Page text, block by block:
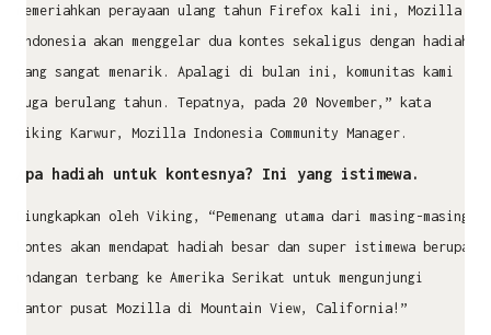
memeriahkan perayaan ulang tahun Firefox kali ini, Mozilla
Indonesia akan menggelar dua kontes sekaligus dengan hadiah
yang sangat menarik. Apalagi di bulan ini, komunitas kami
juga berulang tahun. Tepatnya, pada 20 November,” kata
Viking Karwur, Mozilla Indonesia Community Manager.
Apa hadiah untuk kontesnya? Ini yang istimewa.
Diungkapkan oleh Viking, “Pemenang utama dari masing-masing
kontes akan mendapat hadiah besar dan super istimewa berupa
undangan terbang ke Amerika Serikat untuk mengunjungi
kantor pusat Mozilla di Mountain View, California!”